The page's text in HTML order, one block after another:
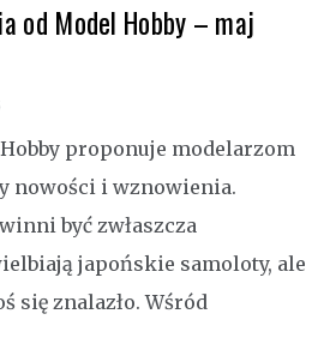
od Model Hobby – maj
proponuje modelarzom
nowości i wznowienia.
być zwłaszcza
japońskie samoloty, ale
się znalazło. Wśród